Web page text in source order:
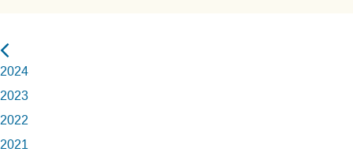
2024
2023
2022
2021